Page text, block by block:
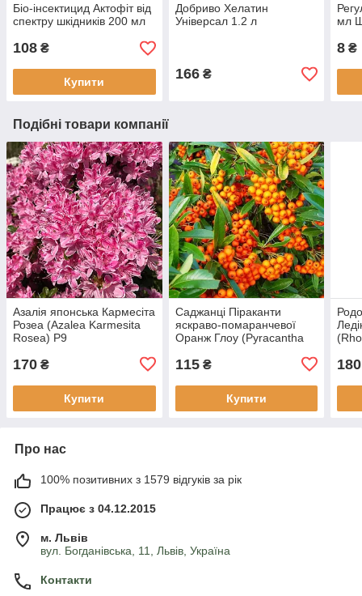
Біо-інсектицид Актофіт від
спектру шкідників 200 мл
108 ₴
Купити
Добриво Хелатин
Універсал 1.2 л
166₴
мл
8 ₴
Подібні товари компанії
Азалія японська Кармесіта
Розеа (Azalea Karmesita
Rosea) P9
170 ₴
Купити
Саджанці Піраканти
яскраво-помаранчевої
Оранж Глоу (Pyracantha
115₴
Купити
180
Про нас
100% позитивних з 1579 відгуків за рік
Працює з 04.12.2015
м. Львів
вул. Богданівська, 11, Львів, Україна
Контакти